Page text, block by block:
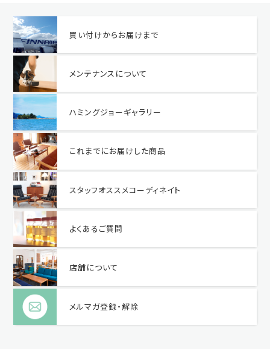
買い付けからお届けまで
メンテナンスについて
ハミングジョーギャラリー
これまでにお届けした商品
スタッフオススメコーディネイト
よくあるご質問
店舗について
メルマガ登録・解除